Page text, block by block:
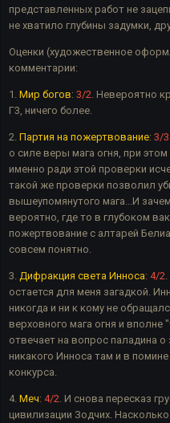
представленных работ не
не хватило глубины задумки,
Оценки (художественное
комментарии:
1. Мир богов: 3/2 . Невероятно
Г3, ничего более.
2. Партия на пожертвование: 3/3
о силе веры мага огня, при
именно ради этой проверки
такой же проверки позволил
вышеупомянутого мага...И
вероятно, где то в глубоком
пожертвование с алтарей
совсем понятно.
3. Дифракция света Инноса: 4/2
остается для меня загадкой.
никогда и ни к кому не
верховного мага огня и вполне
отвечает на вопрос паладина
никакого Инноса там и в
конкурса.
4. Меч: 4/2 . И снова пересказ
цивилизации Зодчих.